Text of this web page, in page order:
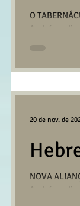
O
André no dia
NOVA
André no dia
20 de nov. de